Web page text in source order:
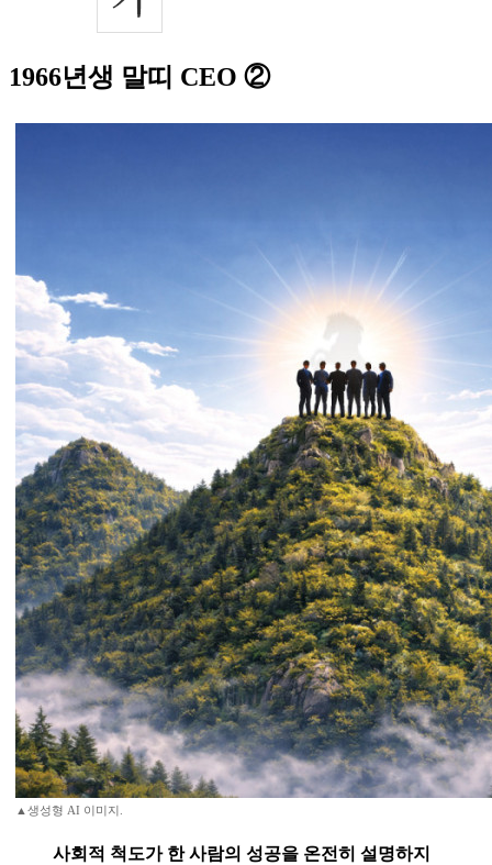
1966년생 말띠 CEO ②
▲생성형 AI 이미지.
사회적 척도가 한 사람의 성공을 온전히 설명하지